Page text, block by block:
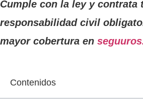
Cumple con la ley y contrata
responsabilidad civil
mayor cobertura en
Contenidos